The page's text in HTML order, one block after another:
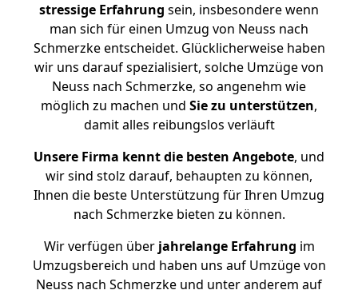
stressige Erfahrung sein, insbesondere wenn
man sich für einen Umzug von Neuss nach
Schmerzke entscheidet. Glücklicherweise haben
wir uns darauf spezialisiert, solche Umzüge von
Neuss nach Schmerzke, so angenehm wie
möglich zu machen und Sie zu unterstützen,
damit alles reibungslos verläuft
Unsere Firma kennt die besten Angebote, und
wir sind stolz darauf, behaupten zu können,
Ihnen die beste Unterstützung für Ihren Umzug
nach Schmerzke bieten zu können.
Wir verfügen überjahrelange Erfahrung im
Umzugsbereich und haben uns auf Umzüge von
Neuss nach Schmerzke und unter anderem auf